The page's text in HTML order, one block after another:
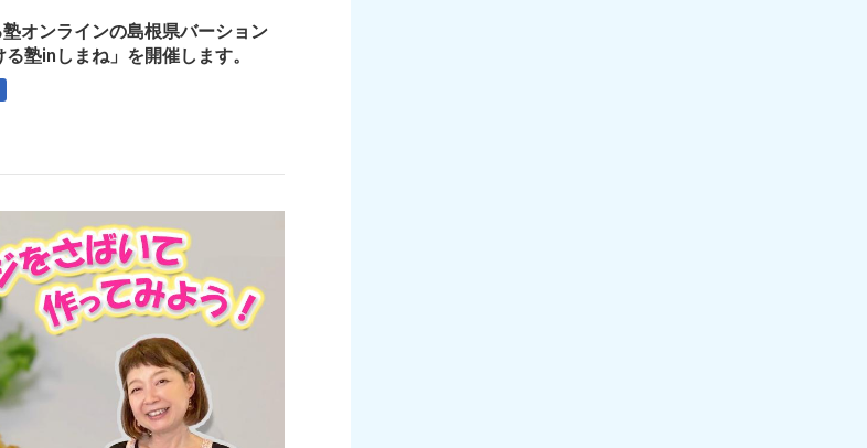
オンラインの島根県バーション
塾inしまね」を開催します。